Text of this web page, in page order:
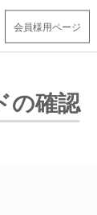
会員様用ページ
の確認